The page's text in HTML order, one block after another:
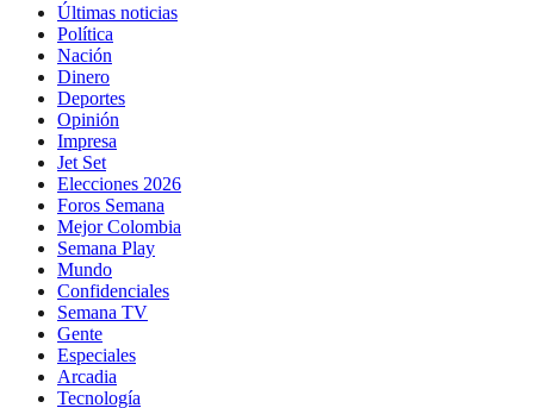
Últimas noticias
Política
Nación
Dinero
Deportes
Opinión
Impresa
Jet Set
Elecciones 2026
Foros Semana
Mejor Colombia
Semana Play
Mundo
Confidenciales
Semana TV
Gente
Especiales
Arcadia
Tecnología